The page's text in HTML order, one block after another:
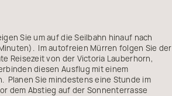
Sie um auf die Seilbahn hinauf nach
Im autofreien Mürren folgen Sie der
Reisezeit von der Victoria Lauberhorn,
diesen Ausflug mit einem
Planen Sie mindestens eine Stunde im
dem Abstieg auf der Sonnenterrasse